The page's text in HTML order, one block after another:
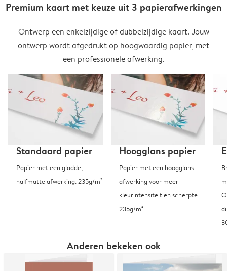
Premium kaart met keuze uit 3 papierafwerkingen
Ontwerp een enkelzijdige of dubbelzijdige kaart. Jouw
ontwerp wordt afgedrukt op hoogwaardig papier, met
een professionele afwerking.
Standaard papier
Papier met een gladde,
halfmatte afwerking. 235g/m²
Hoogglans papier
Papier met een hoogglans
afwerking voor meer
kleurintensiteit en scherpte.
235g/m²
Anderen bekeken ook